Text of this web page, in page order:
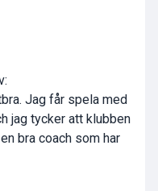
Jag får spela med
jag tycker att klubben
bra coach som har